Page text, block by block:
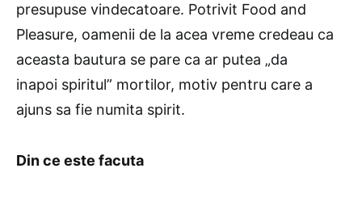
presupuse vindecatoare. Potrivit Food and
Pleasure, oamenii de la acea vreme credeau ca
aceasta bautura se pare ca ar putea „da
inapoi spiritul” mortilor, motiv pentru care a
ajuns sa fie numita spirit.
Din ce este facuta